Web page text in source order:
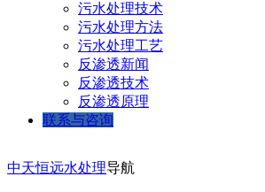
污水处理技术
污水处理方法
污水处理工艺
反渗透新闻
反渗透技术
反渗透原理
联系与咨询
中天恒远水处理导航